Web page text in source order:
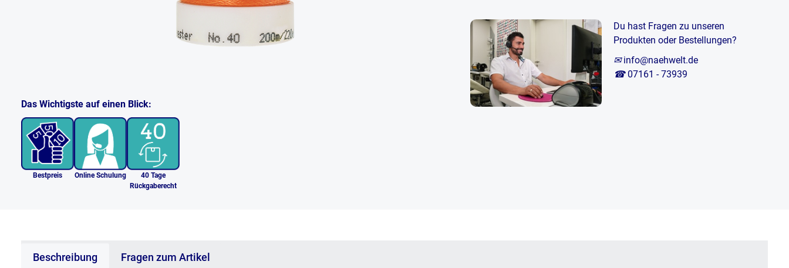
Das Wichtigste auf einen Blick:
Bestpreis Online Schulung
40 Tage
Rückgaberecht
Du hast Fragen zu unseren
Produkten oder Bestellungen?
✉ info@naehwelt.de
☎ 07161 - 73939
Beschreibung Fragen zum Artikel